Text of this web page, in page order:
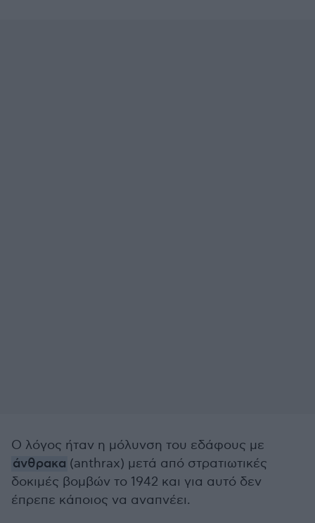
Ο λόγος ήταν η μόλυνση του εδάφους με
άνθρακα (anthrax) μετά από στρατιωτικές
δοκιμές βομβών το 1942 και για αυτό δεν
έπρεπε κάποιος να αναπνέει.